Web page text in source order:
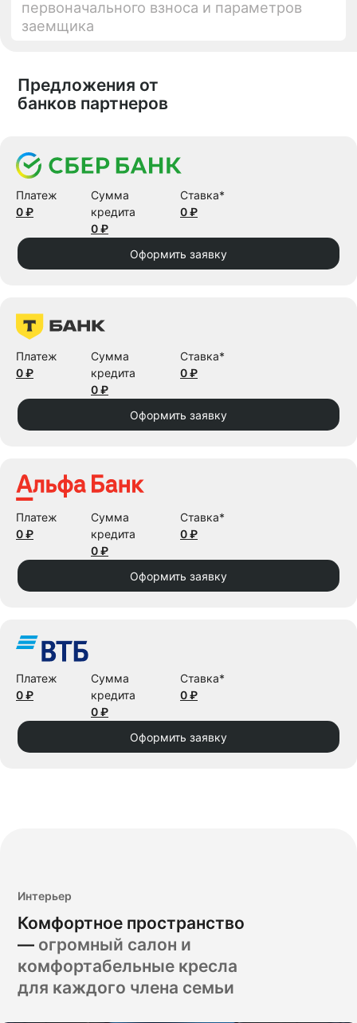
Предложения от
банков партнеров
Платеж
0 ₽
Сумма
кредита
0 ₽
Ставка*
0 ₽
Оформить заявку
Платеж
0 ₽
Сумма
кредита
0 ₽
Ставка*
0 ₽
Оформить заявку
Платеж
0 ₽
Сумма
кредита
0 ₽
Ставка*
0 ₽
Оформить заявку
Платеж
0 ₽
Сумма
кредита
0 ₽
Ставка*
0 ₽
Оформить заявку
Комфортное пространство
— огромный салон и
комфортабельные кресла
для каждого члена семьи
Интерьер